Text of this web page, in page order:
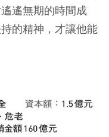
遙無期的時間成
的精神，才讓他能